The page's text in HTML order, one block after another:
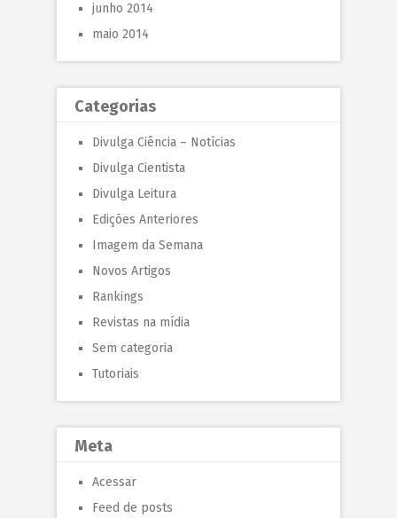
junho 2014
maio 2014
Categorias
Divulga Ciência – Notícias
Divulga Cientista
Divulga Leitura
Edições Anteriores
Imagem da Semana
Novos Artigos
Rankings
Revistas na mídia
Sem categoria
Tutoriais
Meta
Acessar
Feed de posts